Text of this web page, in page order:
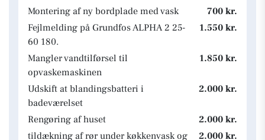
Montering af ny bordplade med vask
700 kr.
Fejlmelding på Grundfos ALPHA 2 25-
60 180.
1.550 kr.
Mangler vandtilførsel til
opvaskemaskinen
1.850 kr.
Udskift at blandingsbatteri i
badeværelset
2.000 kr.
Rengøring af huset
2.000 kr.
tildækning af rør under køkkenvask og
2.000 kr.